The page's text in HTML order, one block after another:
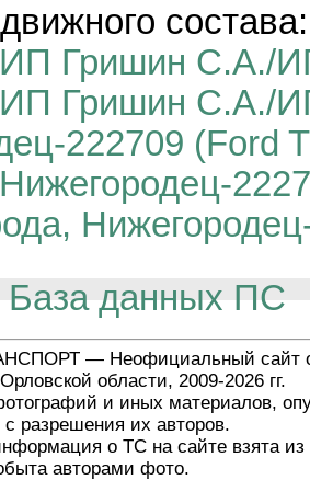
состава:
Гришин С.А./
Гришин С.А./
222709 (Ford
База данных ПС
— Неофициальный сайт
области, 2009-2026 гг.
и иных материалов,
с разрешения их авторов.
о ТС на сайте взята из
авторами фото.